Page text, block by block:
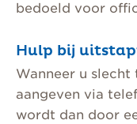
bedoeld voor
Hulp bij
Wanneer u
aangeven via
wordt dan door